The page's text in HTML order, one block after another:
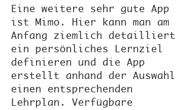
Eine weitere sehr gute App
ist Mimo. Hier kann man am
Anfang ziemlich detailliert
ein persönliches Lernziel
definieren und die App
erstellt anhand der Auswahl
einen entsprechenden
Lehrplan. Verfügbare